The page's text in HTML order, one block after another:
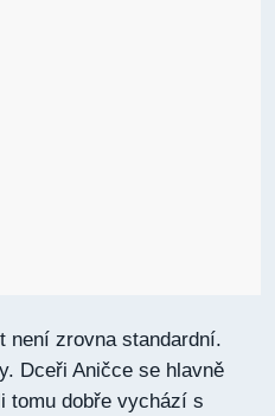
není zrovna standardní.
Dceři Aničce se hlavně
tomu dobře vychází s